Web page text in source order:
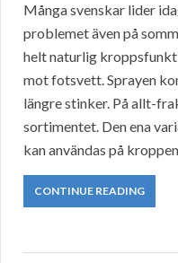
Många svenskar lider
problemet även på
helt naturlig
mot fotsvett. Sprayen
längre stinker. På allt-
sortimentet. Den ena
kan användas på
CONTINUE READING